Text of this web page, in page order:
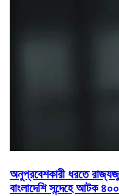
অনুপ্রবেশকারী ধরতে
বাংলাদেশি সন্দেহে আটক ৪০০